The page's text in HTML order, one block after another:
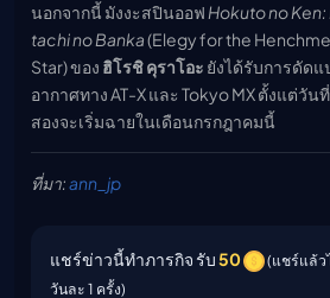
นอกจากนี้ มังงะสปินออฟ Hokuto no
tachi no Banka(Elegy for the
Star) ของ ฮิโรชิ คุราโอะ ยังได้รับการดัดแ
อากาศทาง AT-X และ Tokyo MX ตั้งแต่วั
สองจะเริ่มฉายในเดือนกรกฎาคมนี้
ที่มา:ann_jp
แชร์ข่าวนี้ทำภารกิจ รับ50
(แชร์แล้ว
วันละ 1 ครั้ง)